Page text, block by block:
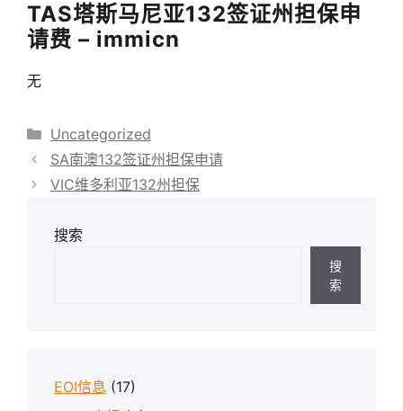
TAS塔斯马尼亚132签证州担保申
请费 – immicn
无
分
类
Uncategorized
SA南澳132签证州担保申请
VIC维多利亚132州担保
搜索
搜
索
EOI信息 (17)